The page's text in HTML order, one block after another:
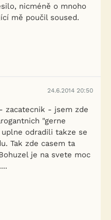
nicméně o mnoho
mě poučil soused.
24.6.2014 20:50
zacatecnik - jsem zde
"gerne
odradili takze se
Tak zde casem ta
je na svete moc